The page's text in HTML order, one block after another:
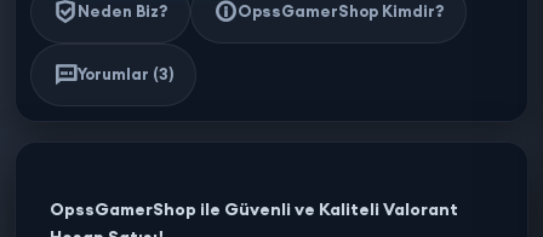
Neden Biz? OpssGamerShop Kimdir?
Yorumlar (3)
OpssGamerShop ile Güvenli ve Kaliteli Valorant